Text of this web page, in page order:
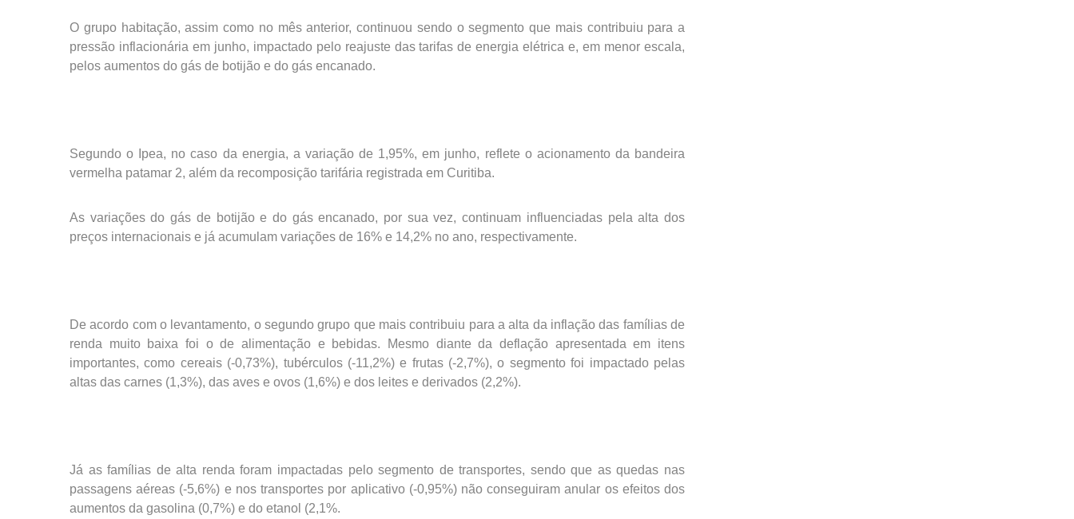
O grupo habitação, assim como no mês anterior, continuou sendo o segmento que mais contribuiu para a
pressão inflacionária em junho, impactado pelo reajuste das tarifas de energia elétrica e, em menor escala,
pelos aumentos do gás de botijão e do gás encanado.
Segundo o Ipea, no caso da energia, a variação de 1,95%, em junho, reflete o acionamento da bandeira
vermelha patamar 2, além da recomposição tarifária registrada em Curitiba.
As variações do gás de botijão e do gás encanado, por sua vez, continuam influenciadas pela alta dos
preços internacionais e já acumulam variações de 16% e 14,2% no ano, respectivamente.
De acordo com o levantamento, o segundo grupo que mais contribuiu para a alta da inflação das famílias de
renda muito baixa foi o de alimentação e bebidas. Mesmo diante da deflação apresentada em itens
importantes, como cereais (-0,73%), tubérculos (-11,2%) e frutas (-2,7%), o segmento foi impactado pelas
altas das carnes (1,3%), das aves e ovos (1,6%) e dos leites e derivados (2,2%).
Já as famílias de alta renda foram impactadas pelo segmento de transportes, sendo que as quedas nas
passagens aéreas (-5,6%) e nos transportes por aplicativo (-0,95%) não conseguiram anular os efeitos dos
aumentos da gasolina (0,7%) e do etanol (2,1%.